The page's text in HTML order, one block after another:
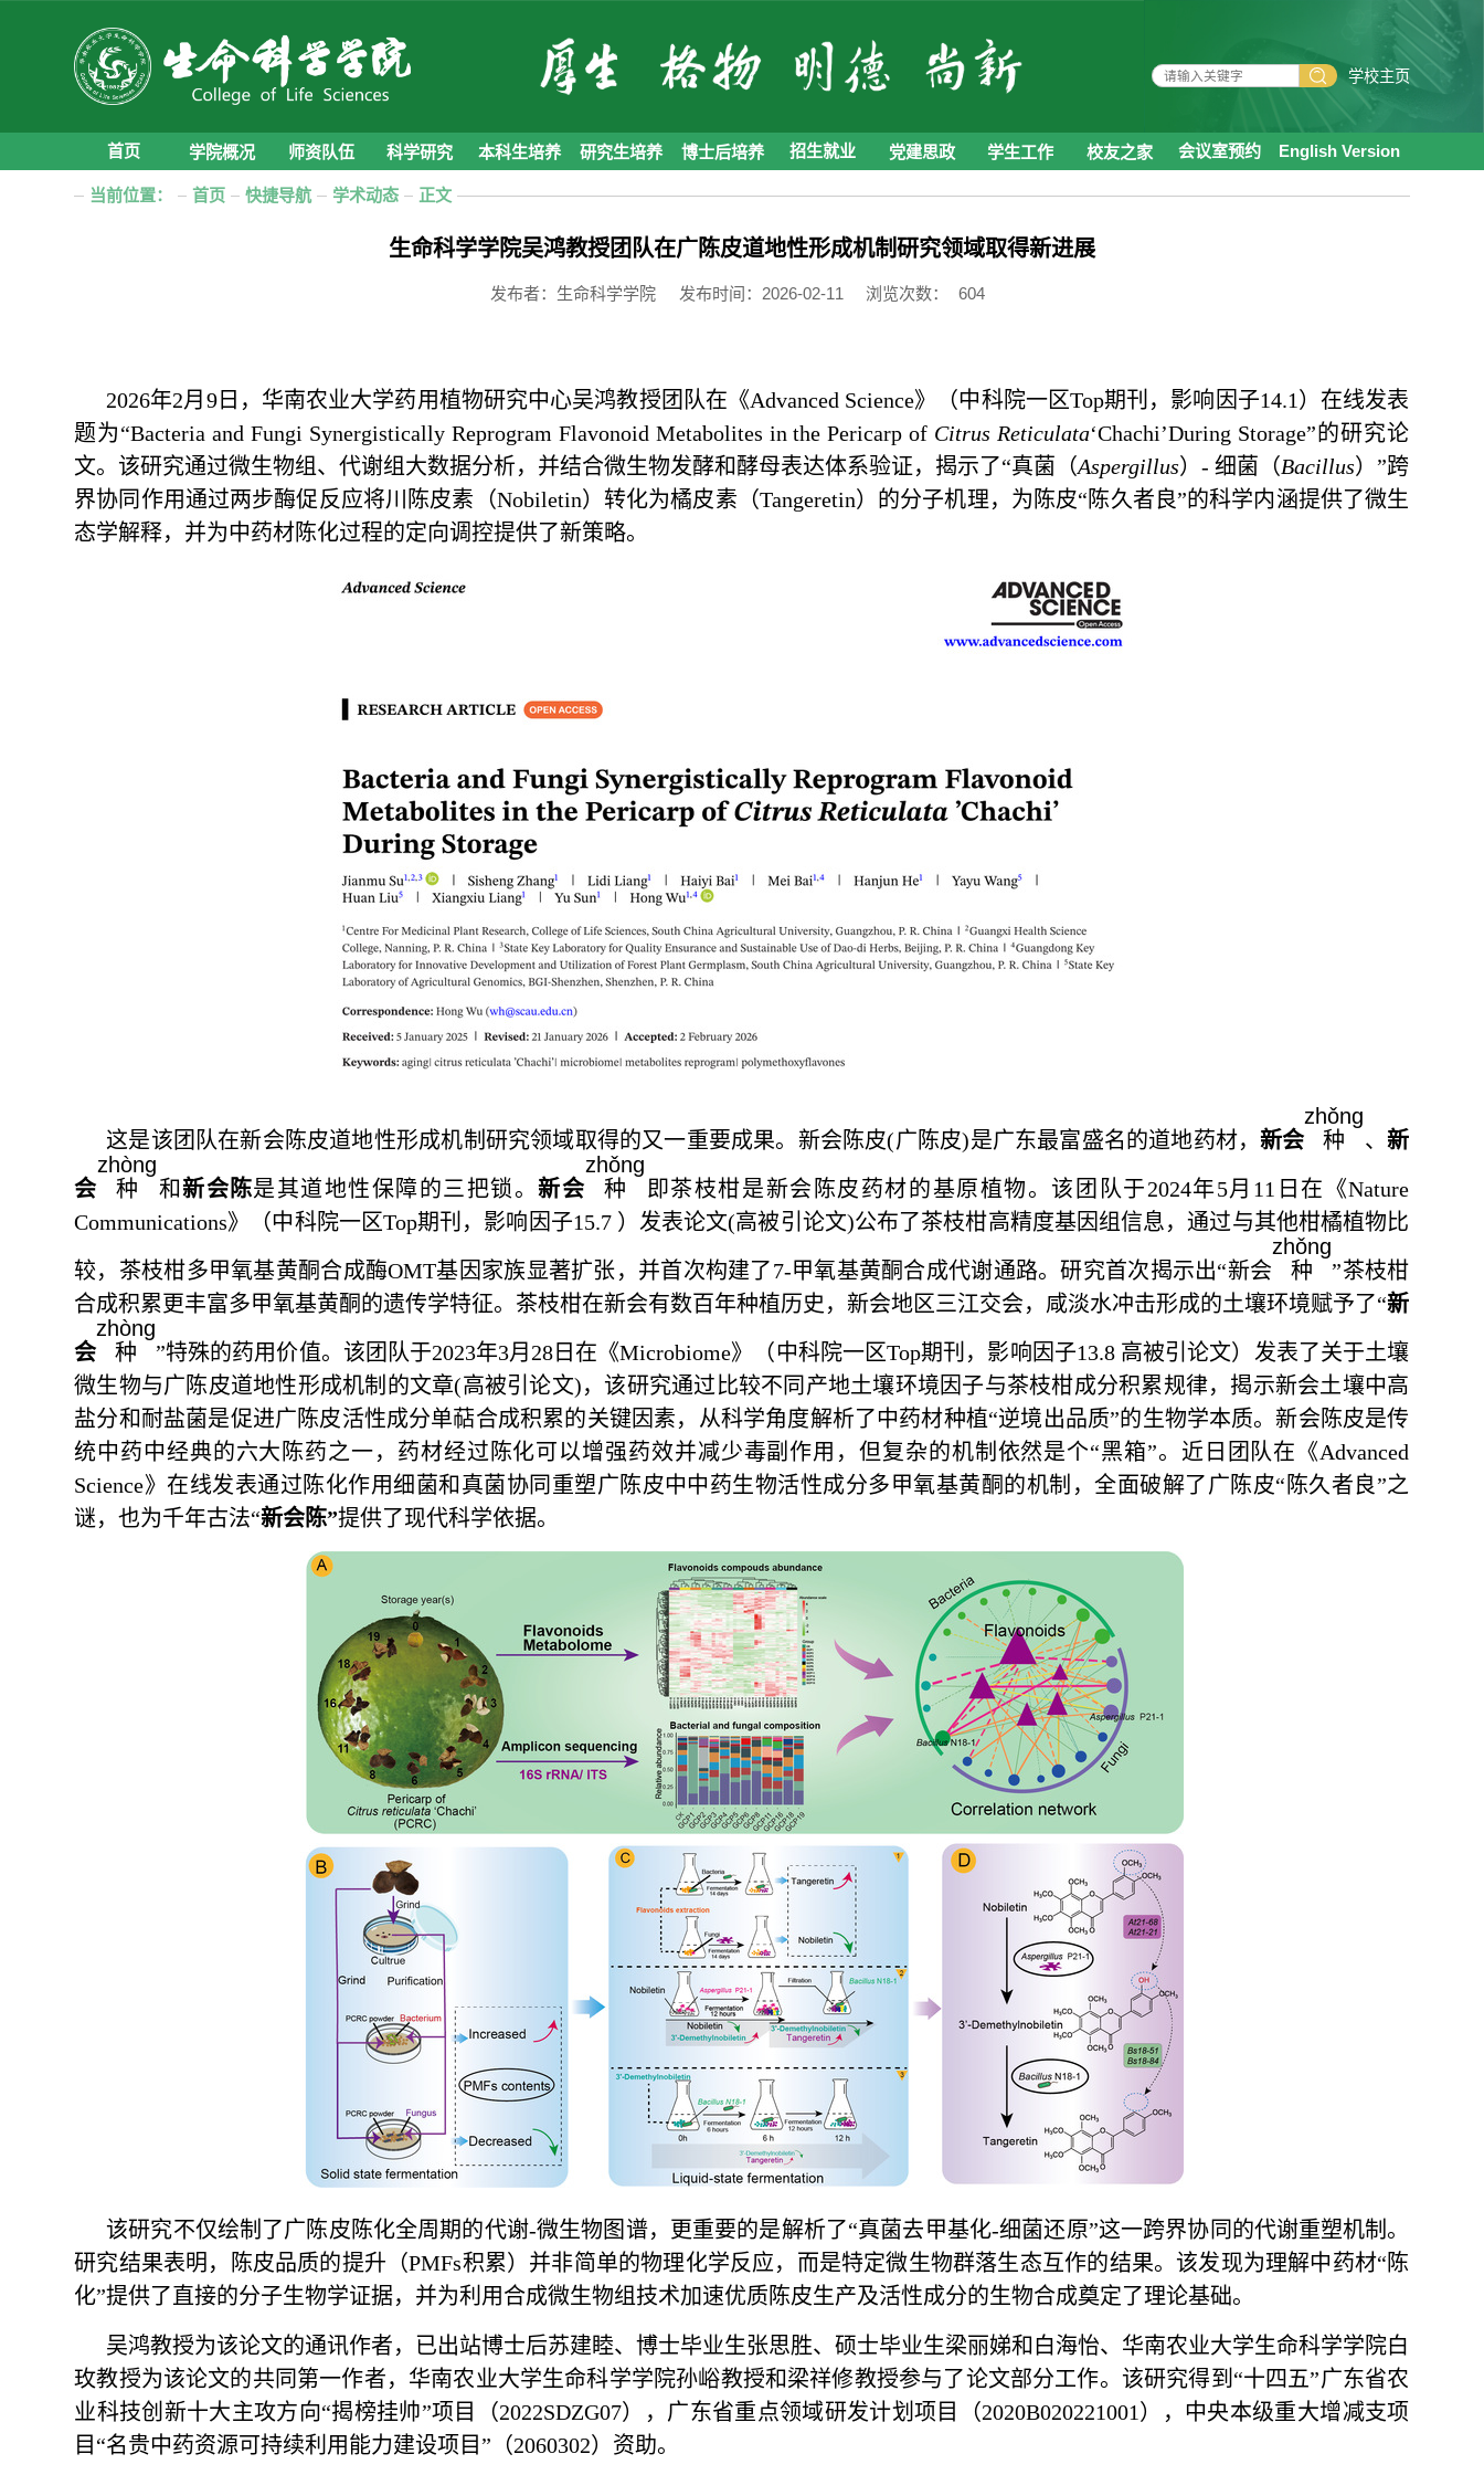
学校主页
首页 学院概况 师资队伍 科学研究 本科生培养 研究生培养 博士后培养 招生就业 党建思政 学生工作 校友之家 会议室预约 English Version
当前位置： 首页 快捷导航 学术动态 正文
生命科学学院吴鸿教授团队在广陈皮道地性形成机制研究领域取得新进展
发布者：生命科学学院 发布时间：2026-02-11 浏览次数： 604
2026年2月9日，华南农业大学药用植物研究中心吴鸿教授团队在《Advanced Science》（中科院一区Top期刊，影响因子14.1）在线发表
题为“Bacteria and Fungi Synergistically Reprogram Flavonoid Metabolites in the Pericarp of Citrus Reticulata‘Chachi’During Storage”的研究论
文。该研究通过微生物组、代谢组大数据分析，并结合微生物发酵和酵母表达体系验证， 揭示了“真菌（Aspergillus）- 细菌（Bacillus）”跨
界协同作用通过两步酶促反应将川陈皮素（Nobiletin）转化为橘皮素（Tangeretin）的分子机理，为陈皮“陈久者良”的科学内涵提供了微生
态学解释，并为中药材陈化过程的定向调控提供了新策略。
这是该团队在新会陈皮道地性形成机制研究领域取得的又一重要成果。新会陈皮(广陈皮)是广东最富盛名的道地药材，新会 种
zhǒng
、新
会
种
zhòng
和新会陈是其道地性保障的三把锁。新会 种
zhǒng
即茶枝柑是新会陈皮药材的基原植物。该团队于2024年5月11日在《Nature
Communications》（中科院一区Top期刊，影响因子15.7 ）发表论文(高被引论文)公布了茶枝柑高精度基因组信息，通过与其他柑橘植物比
较，茶枝柑多甲氧基黄酮合成酶OMT基因家族显著扩张，并首次构建了7-甲氧基黄酮合成代谢通路。研究首次揭示出“新会
种
zhǒng
”茶枝柑
合成积累更丰富多甲氧基黄酮的遗传学特征。茶枝柑在新会有数百年种植历史，新会地区三江交会，咸淡水冲击形成的土壤环境赋予了“新
会
种
zhòng
”特殊的药用价值。该团队于2023年3月28日在《Microbiome》（中科院一区Top期刊，影响因子13.8 高被引论文）发表了关于土壤
微生物与广陈皮道地性形成机制的文章(高被引论文)，该研究通过比较不同产地土壤环境因子与茶枝柑成分积累规律，揭示新会土壤中高
盐分和耐盐菌是促进广陈皮活性成分单萜合成积累的关键因素，从科学角度解析了中药材种植“逆境出品质”的生物学本质。新会陈皮是传
统中药中经典的六大陈药之一，药材经过陈化可以增强药效并减少毒副作用，但复杂的机制依然是个“黑箱”。近日团队在《Advanced
Science》在线发表通过陈化作用细菌和真菌协同重塑广陈皮中中药生物活性成分多甲氧基黄酮的机制，全面破解了广陈皮“陈久者良”之
谜，也为千年古法“新会陈”提供了现代科学依据。
该研究不仅绘制了广陈皮陈化全周期的代谢-微生物图谱，更重要的是解析了“真菌去甲基化-细菌还原”这一跨界协同的代谢重塑机制。
研究结果表明，陈皮品质的提升（PMFs积累）并非简单的物理化学反应，而是特定微生物群落生态互作的结果。该发现为理解中药材“陈
化”提供了直接的分子生物学证据，并为利用合成微生物组技术加速优质陈皮生产及活性成分的生物合成奠定了理论基础。
吴鸿教授为该论文的通讯作者，已出站博士后苏建睦、博士毕业生张思胜、硕士毕业生梁丽娣和白海怡、华南农业大学生命科学学院白
玫教授为该论文的共同第一作者，华南农业大学生命科学学院孙峪教授和梁祥修教授参与了论文部分工作。该研究得到“十四五”广东省农
业科技创新十大主攻方向“揭榜挂帅”项目（2022SDZG07），广东省重点领域研发计划项目（2020B020221001），中央本级重大增减支项
目“名贵中药资源可持续利用能力建设项目”（2060302）资助。